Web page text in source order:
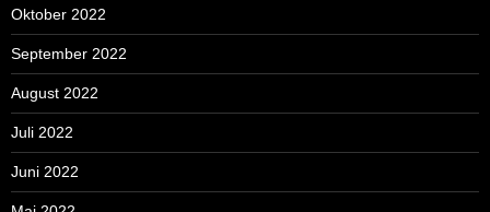
Oktober 2022
September 2022
August 2022
Juli 2022
Juni 2022